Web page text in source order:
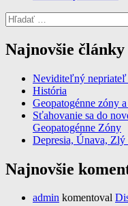
Hľadať:
Najnovšie články
Neviditeľný nepriateľ
História
Geopatogénne zóny
Sťahovanie sa do
Geopatogénne Zóny
Depresia, Únava,
Najnovšie
admin komentoval